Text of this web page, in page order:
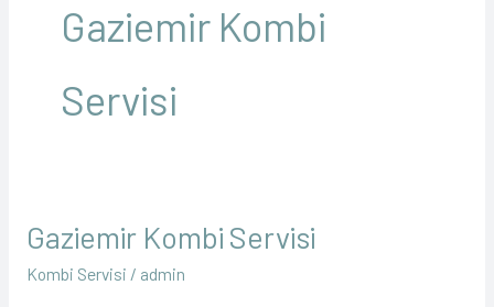
Gaziemir Kombi
Servisi
Gaziemir Kombi Servisi
Kombi Servisi / admin
Gaziemir